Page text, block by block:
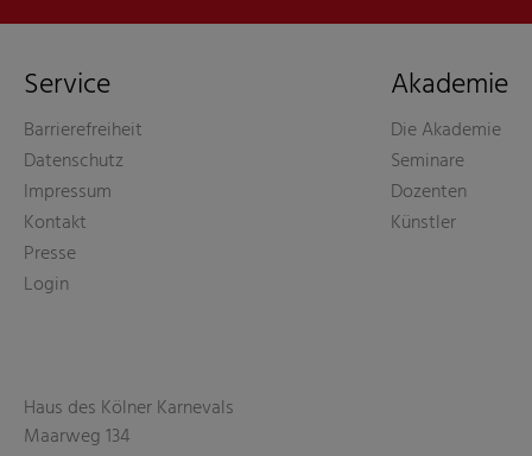
Service
Barrierefreiheit
Datenschutz
Impressum
Kontakt
Presse
Login
Akademie
Die Akademie
Seminare
Dozenten
Künstler
Haus des Kölner Karnevals
Maarweg 134